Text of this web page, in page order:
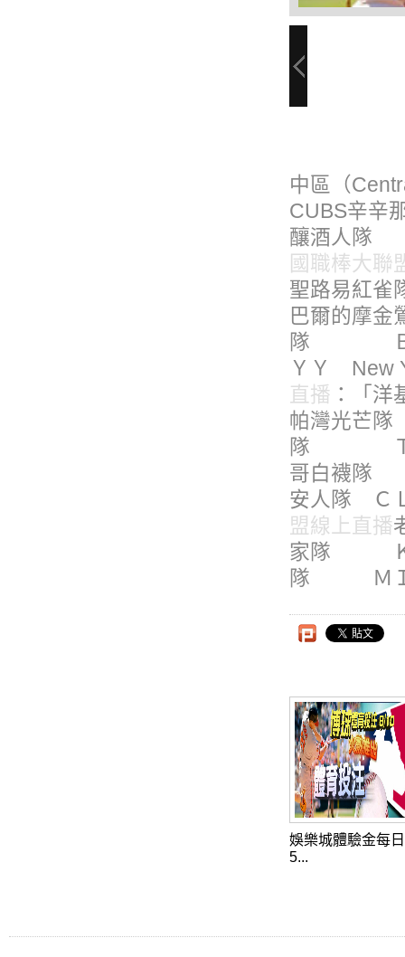
中區（
CUBS辛
釀酒人隊
國職棒大聯
聖路易紅
巴爾的摩
隊 ＢＯ
ＹＹ New
直播 ：「
帕灣光芒
隊 ＴＯＲ
哥白襪隊
安人隊 Ｃ
盟線上直播
家隊 Ｋ
隊 ＭＩ
娛樂城體驗金每日
5...